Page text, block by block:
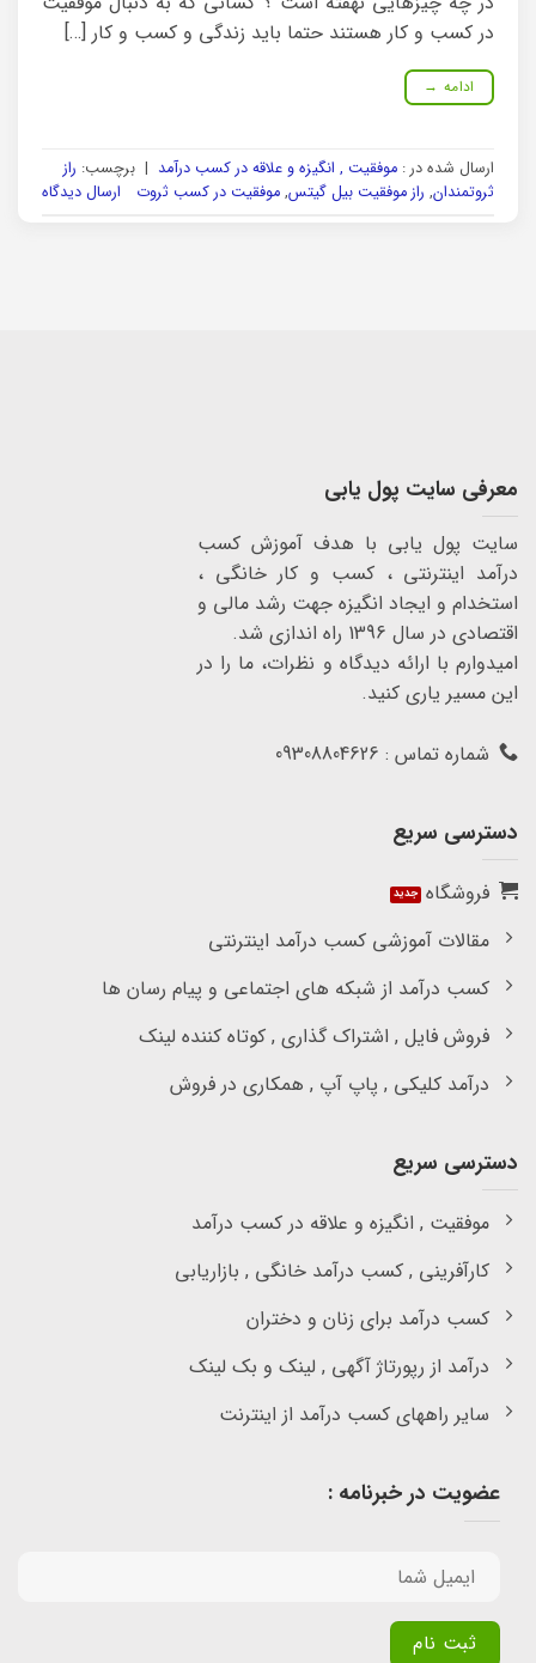
در کسب و کار هستند حتما باید زندگی و کسب و کار […]
ادامه →
ارسال شده در : موفقیت , انگیزه و علاقه در کسب درآمد | برچسب: راز
ثروتمندان, راز موفقیت بیل گیتس, موفقیت در کسب ثروت ارسال دیدگاه
معرفی سایت پول یابی
سایت پول یابی با هدف آموزش کسب
درآمد اینترنتی ، کسب و کار خانگی ،
استخدام و ایجاد انگیزه جهت رشد مالی و
اقتصادی در سال 1396 راه اندازی شد.
امیدوارم با ارائه دیدگاه و نظرات، ما را در
این مسیر یاری کنید.
شماره تماس : 09308804626
دسترسی سریع
فروشگاه
مقالات آموزشی کسب درآمد اینترنتی
کسب درآمد از شبکه های اجتماعی و پیام رسان ها
فروش فایل , اشتراک گذاری , کوتاه کننده لینک
درآمد کلیکی , پاپ آپ , همکاری در فروش
دسترسی سریع
موفقیت , انگیزه و علاقه در کسب درآمد
کارآفرینی , کسب درآمد خانگی , بازاریابی
کسب درآمد برای زنان و دختران
درآمد از رپورتاژ آگهی , لینک و بک لینک
سایر راههای کسب درآمد از اینترنت
عضویت در خبرنامه :